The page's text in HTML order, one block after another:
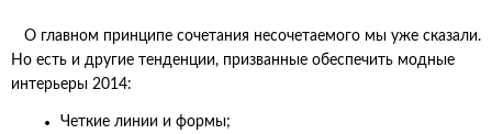
О главном принципе сочетания несочетаемого мы уже сказали.
Но есть и другие тенденции, призванные обеспечить модные
интерьеры 2014:
Четкие линии и формы;